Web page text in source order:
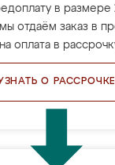
в размере
отдаём заказ в
оплата в
О РАССРОЧКЕ